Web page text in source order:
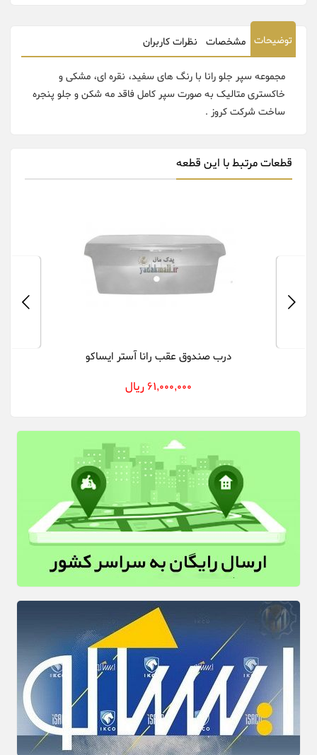
توضیحات مشخصات نظرات کاربران
مجموعه سپر جلو رانا با رنگ های سفید، نقره ای، مشکی و
خاکستری متالیک به صورت سپر کامل فاقد مه شکن و جلو پنجره
ساخت شرکت کروز .
قطعات مرتبط با این قطعه
درب صندوق عقب رانا آستر ایساکو